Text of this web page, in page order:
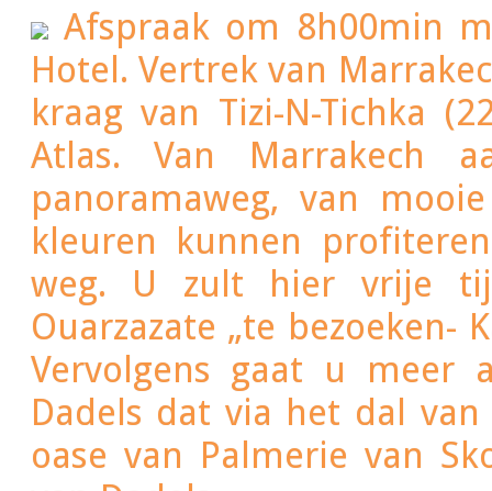
Afspraak om 8h00min
Hotel. Vertrek van
kraag van Tizi-N-Tichka
Atlas. Van Marrakech
panoramaweg, van
kleuren kunnen
weg. U zult hier vrije
Ouarzazate „te bezoeken-
Vervolgens gaat u meer
Dadels dat via het dal
oase van Palmerie van Skoura. Dineren en nacht in het dal